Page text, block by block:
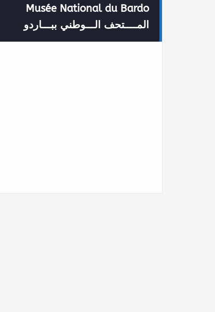
Musée National du Bardo
المــــتحف الـــوطني ببـــاردو